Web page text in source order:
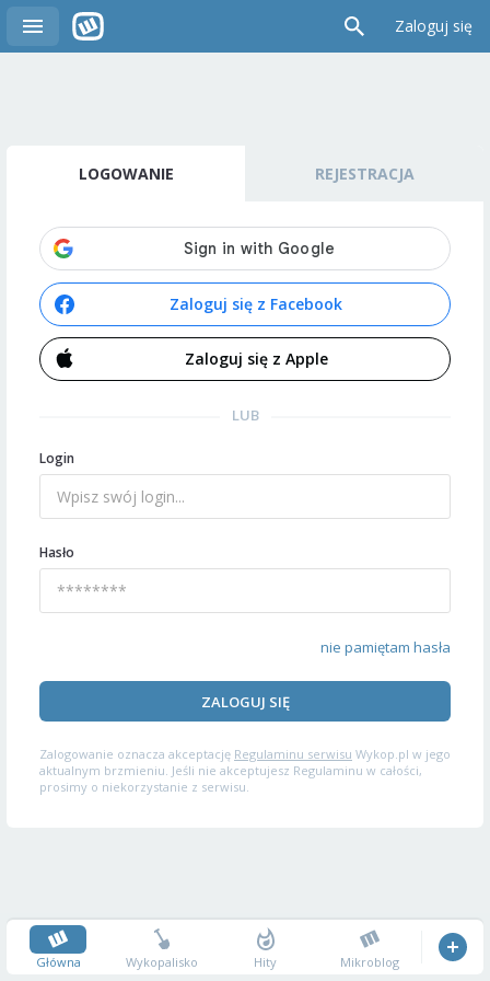
Zaloguj się
LOGOWANIE REJESTRACJA
Zaloguj się z Facebook
Zaloguj się z Apple
LUB
Login
Hasło
nie pamiętam hasła
ZALOGUJ SIĘ
Zalogowanie oznacza akceptację Regulaminu serwisu Wykop.pl w jego
aktualnym brzmieniu. Jeśli nie akceptujesz Regulaminu w całości,
prosimy o niekorzystanie z serwisu.
Główna Wykopalisko Hity Mikroblog